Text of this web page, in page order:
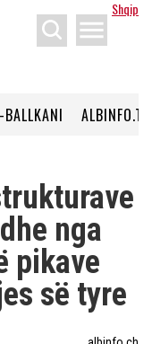
Shqip
menu
ALBINFO.TV
nga
pikave
së tyre